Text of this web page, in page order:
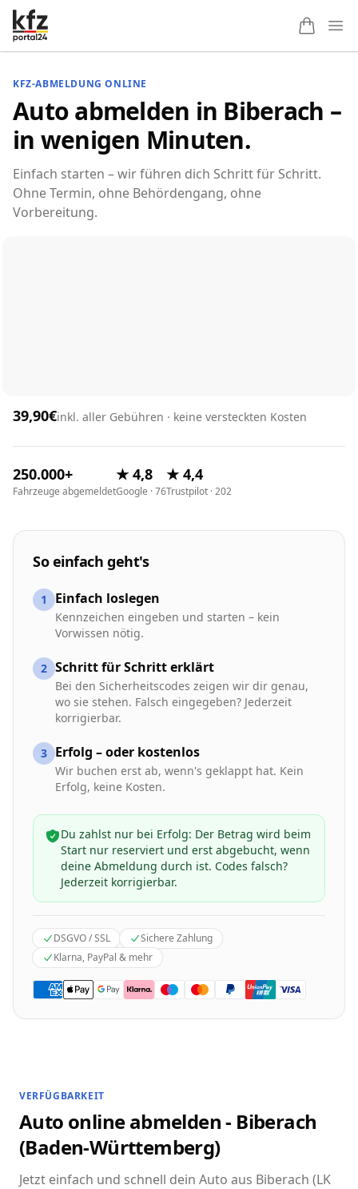
KFZ-ABMELDUNG ONLINE
Auto abmelden in Biberach –
in wenigen Minuten.
Einfach starten – wir führen dich Schritt für Schritt.
Ohne Termin, ohne Behördengang, ohne
Vorbereitung.
39,90€inkl. aller Gebühren · keine versteckten Kosten
250.000+
Fahrzeuge abgemeldet
★ 4,8
Google · 76
★ 4,4
Trustpilot · 202
So einfach geht's
1 Einfach loslegen
Kennzeichen eingeben und starten – kein
Vorwissen nötig.
2 Schritt für Schritt erklärt
Bei den Sicherheitscodes zeigen wir dir genau,
wo sie stehen. Falsch eingegeben? Jederzeit
korrigierbar.
3 Erfolg – oder kostenlos
Wir buchen erst ab, wenn's geklappt hat. Kein
Erfolg, keine Kosten.
Du zahlst nur bei Erfolg: Der Betrag wird beim
Start nur reserviert und erst abgebucht, wenn
deine Abmeldung durch ist. Codes falsch?
Jederzeit korrigierbar.
DSGVO / SSL
Sichere Zahlung
Klarna, PayPal & mehr
VERFÜGBARKEIT
Auto online abmelden - Biberach
(Baden-Württemberg)
Jetzt einfach und schnell dein Auto aus Biberach (LK